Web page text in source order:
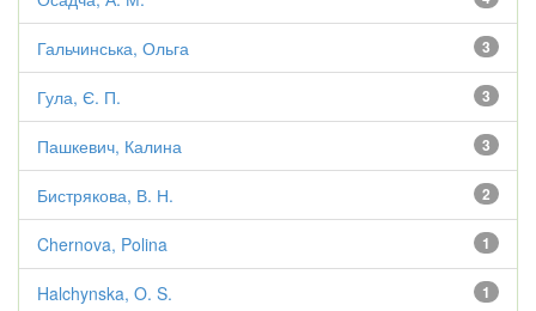
3
Гальчинська, Ольга
3
Гула, Є. П.
3
Пашкевич, Калина
2
Бистрякова, В. Н.
1
Chernova, Polina
1
Halchynska, O. S.